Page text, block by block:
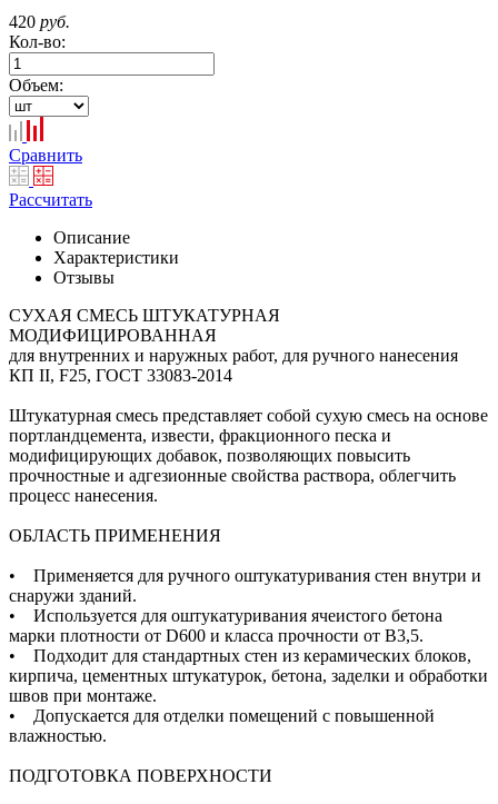
420 руб.
Кол-во:
Объем:
Сравнить
Рассчитать
Описание
Характеристики
Отзывы
СУХАЯ СМЕСЬ ШТУКАТУРНАЯ
МОДИФИЦИРОВАННАЯ
для внутренних и наружных работ, для ручного нанесения
КП II, F25, ГОСТ 33083-2014
Штукатурная смесь представляет собой сухую смесь на основе
портландцемента, извести, фракционного песка и
модифицирующих добавок, позволяющих повысить
прочностные и адгезионные свойства раствора, облегчить
процесс нанесения.
ОБЛАСТЬ ПРИМЕНЕНИЯ
• Применяется для ручного оштукатуривания стен внутри и
снаружи зданий.
• Используется для оштукатуривания ячеистого бетона
марки плотности от D600 и класса прочности от B3,5.
• Подходит для стандартных стен из керамических блоков,
кирпича, цементных штукатурок, бетона, заделки и обработки
швов при монтаже.
• Допускается для отделки помещений с повышенной
влажностью.
ПОДГОТОВКА ПОВЕРХНОСТИ